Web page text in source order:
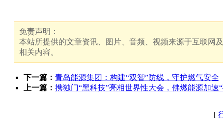
免责声明：
本站所提供的文章资讯、图片、音频、视频来源于互联网
相关内容。
下一篇： 青岛能源集团：构建“双智”防线，守护燃气安全
上一篇： 携独门“黑科技”亮相世界性大会，佛燃能源加速
[